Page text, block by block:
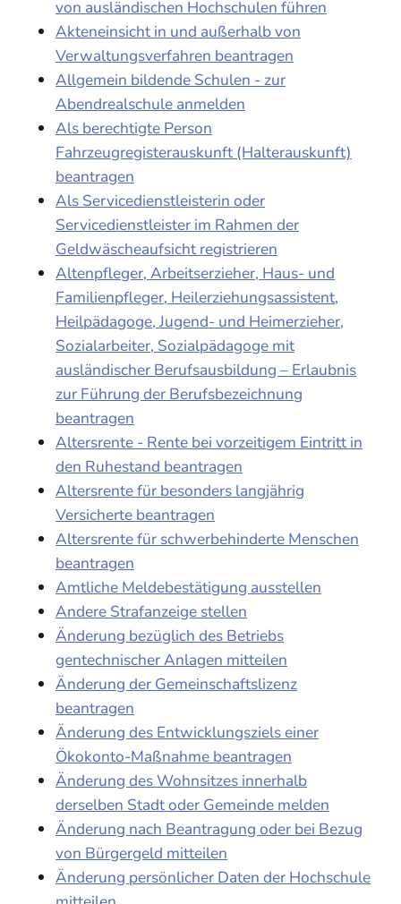
von ausländischen Hochschulen führen
Akteneinsicht in und außerhalb von
Verwaltungsverfahren beantragen
Allgemein bildende Schulen - zur
Abendrealschule anmelden
Als berechtigte Person
Fahrzeugregisterauskunft (Halterauskunft)
beantragen
Als Servicedienstleisterin oder
Servicedienstleister im Rahmen der
Geldwäscheaufsicht registrieren
Altenpfleger, Arbeitserzieher, Haus- und
Familienpfleger, Heilerziehungsassistent,
Heilpädagoge, Jugend- und Heimerzieher,
Sozialarbeiter, Sozialpädagoge mit
ausländischer Berufsausbildung – Erlaubnis
zur Führung der Berufsbezeichnung
beantragen
Altersrente - Rente bei vorzeitigem Eintritt in
den Ruhestand beantragen
Altersrente für besonders langjährig
Versicherte beantragen
Altersrente für schwerbehinderte Menschen
beantragen
Amtliche Meldebestätigung ausstellen
Andere Strafanzeige stellen
Änderung bezüglich des Betriebs
gentechnischer Anlagen mitteilen
Änderung der Gemeinschaftslizenz
beantragen
Änderung des Entwicklungsziels einer
Ökokonto-Maßnahme beantragen
Änderung des Wohnsitzes innerhalb
derselben Stadt oder Gemeinde melden
Änderung nach Beantragung oder bei Bezug
von Bürgergeld mitteilen
Änderung persönlicher Daten der Hochschule